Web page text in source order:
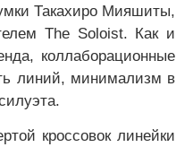
Такахиро Мияшиты,
The Soloist. Как и
коллаборационные
линий, минимализм в
кроссовок линейки